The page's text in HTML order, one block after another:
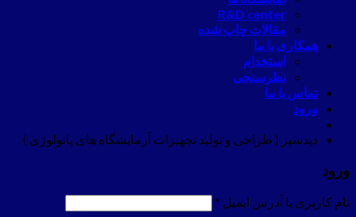
R&D center
مقالات چاپ شده
همکاری با ما
استخدام
نظرسنجی
تماس با ما
ورود
دیدسبز ( طراحی و تولید تجهیزات آزمایشگاه های پاتولوژی )
ورود
نام کاربری یا آدرس ایمیل *